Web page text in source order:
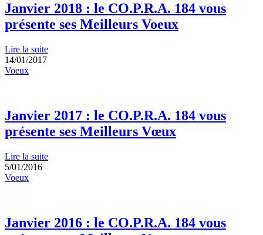
Janvier 2018 : le CO.P.R.A. 184 vous
présente ses Meilleurs Voeux
Lire la suite
14/01/2017
Voeux
Janvier 2017 : le CO.P.R.A. 184 vous
présente ses Meilleurs Vœux
Lire la suite
5/01/2016
Voeux
Janvier 2016 : le CO.P.R.A. 184 vous